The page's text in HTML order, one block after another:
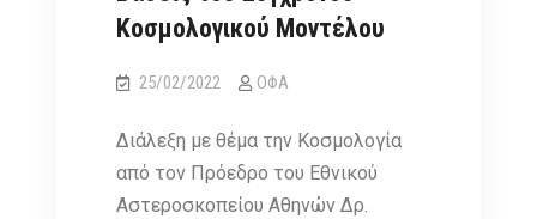
30
7
Κοσμολογικού Μοντέλου
25/02/2022 ΟΦΑ
Διάλεξη με θέμα την Κοσμολογία
από τον Πρόεδρο του Εθνικού
Αστεροσκοπείου Αθηνών Δρ.